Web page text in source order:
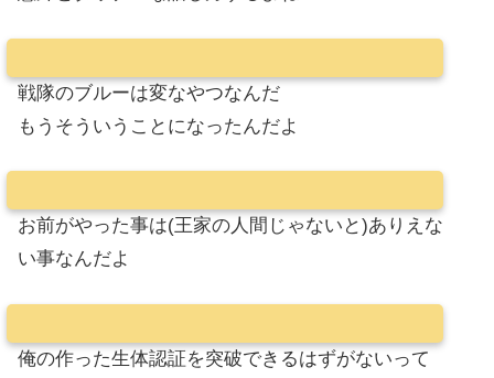
戦隊のブルーは変なやつなんだ
もうそういうことになったんだよ
お前がやった事は(王家の人間じゃないと)ありえな
い事なんだよ
俺の作った生体認証を突破できるはずがないって